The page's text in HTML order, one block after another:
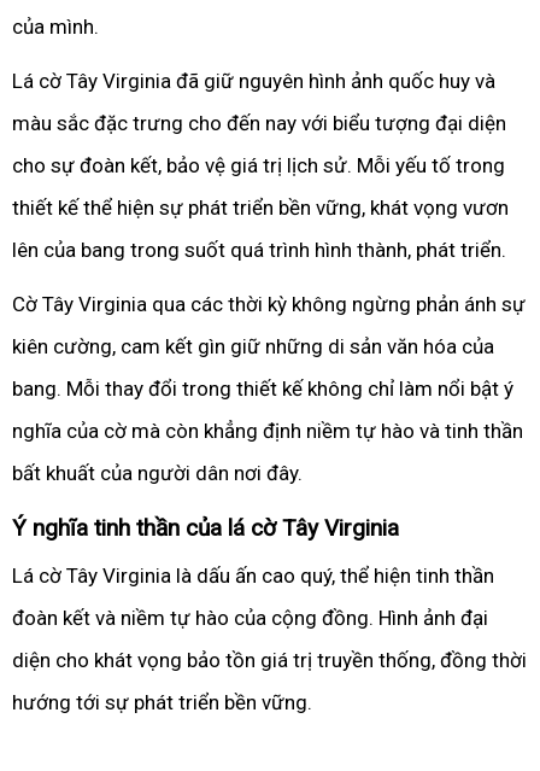
của mình.
Lá cờ Tây Virginia đã giữ nguyên hình ảnh quốc huy và
màu sắc đặc trưng cho đến nay với biểu tượng đại diện
cho sự đoàn kết, bảo vệ giá trị lịch sử. Mỗi yếu tố trong
thiết kế thể hiện sự phát triển bền vững, khát vọng vươn
lên của bang trong suốt quá trình hình thành, phát triển.
Cờ Tây Virginia qua các thời kỳ không ngừng phản ánh sự
kiên cường, cam kết gìn giữ những di sản văn hóa của
bang. Mỗi thay đổi trong thiết kế không chỉ làm nổi bật ý
nghĩa của cờ mà còn khẳng định niềm tự hào và tinh thần
bất khuất của người dân nơi đây.
Ý nghĩa tinh thần của lá cờ Tây Virginia
Lá cờ Tây Virginia là dấu ấn cao quý, thể hiện tinh thần
đoàn kết và niềm tự hào của cộng đồng. Hình ảnh đại
diện cho khát vọng bảo tồn giá trị truyền thống, đồng thời
hướng tới sự phát triển bền vững.